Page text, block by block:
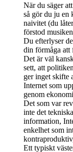
När du säger
så gör du ju en
naivitet (du
förstod
Du efterlyser
din förmåga att
Det är väl
sett, att
ger inget skifte
Internet som
genom
Det som var
inte det
information,
enkelhet som
Ett typiskt